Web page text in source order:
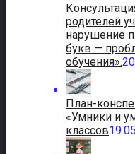
родителей
нарушение
букв —
обучения».
План-
«Умники и
классов